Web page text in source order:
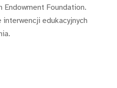
Endowment Foundation.
edukacyjnych